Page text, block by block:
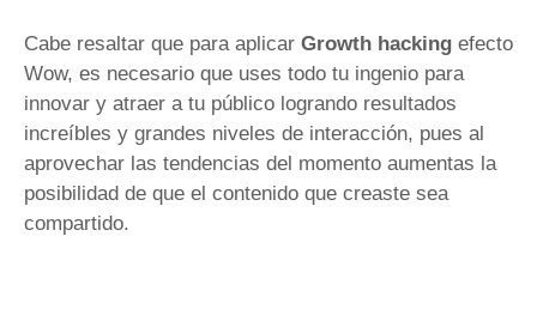
Cabe resaltar que para aplicar Growth hacking efecto
Wow, es necesario que uses todo tu ingenio para
innovar y atraer a tu público logrando resultados
increíbles y grandes niveles de interacción, pues al
aprovechar las tendencias del momento aumentas la
posibilidad de que el contenido que creaste sea
compartido.